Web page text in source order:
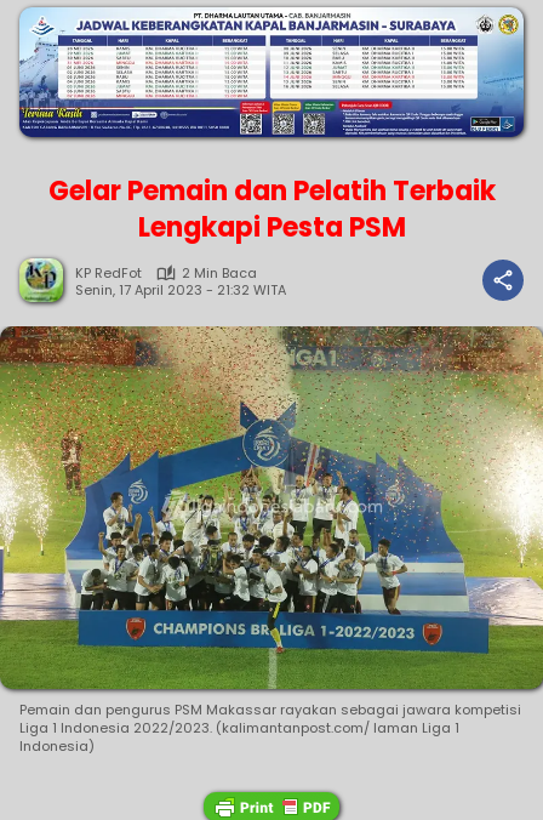
Gelar Pemain dan Pelatih Terbaik
Lengkapi Pesta PSM
KP RedFot
2 Min Baca
Senin, 17 April 2023 - 21:32 WITA
Pemain dan pengurus PSM Makassar rayakan sebagai jawara kompetisi
Liga 1 Indonesia 2022/2023. (kalimantanpost.com/ laman Liga 1
Indonesia)